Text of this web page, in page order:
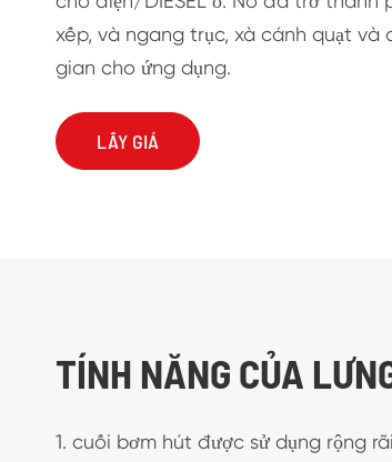
xếp, và ngang trục, xà cánh quạt
gian cho ứng dụng.
LẤY GIÁ
TÍNH NĂNG CỦA
1. cuối bơm hút được sử dụng rộng